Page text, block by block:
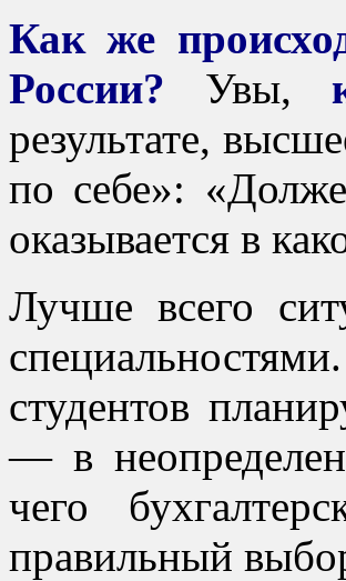
Как же
России? Увы,
результате,
по себе»:
оказывается в
Лучше всего
студентов
— в
чего
правильный